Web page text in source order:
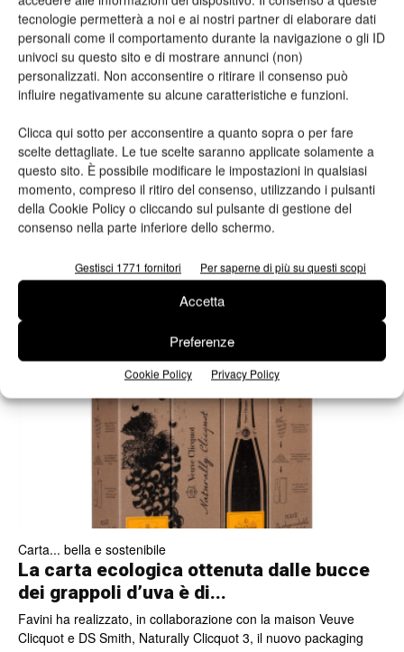
tecnologie permetterà a noi e ai nostri partner di elaborare dati
personali come il comportamento durante la navigazione o gli ID
univoci su questo sito e di mostrare annunci (non)
personalizzati. Non acconsentire o ritirare il consenso può
influire negativamente su alcune caratteristiche e funzioni.
Clicca qui sotto per acconsentire a quanto sopra o per fare
scelte dettagliate. Le tue scelte saranno applicate solamente a
questo sito. È possibile modificare le impostazioni in qualsiasi
momento, compreso il ritiro del consenso, utilizzando i pulsanti
della Cookie Policy o cliccando sul pulsante di gestione del
consenso nella parte inferiore dello schermo.
Gestisci 1771 fornitori Per saperne di più su questi scopi
Accetta
Preferenze
Cookie Policy Privacy Policy
Valeria Teruzzi 16/12/2014
Sawgrass lancia il nuovo sistema di
decorazione di prodotti in HD...
Carta... bella e sostenibile
La carta ecologica ottenuta dalle bucce
dei grappoli d’uva è di...
Favini ha realizzato, in collaborazione con la maison Veuve
Clicquot e DS Smith, Naturally Clicquot 3, il nuovo packaging